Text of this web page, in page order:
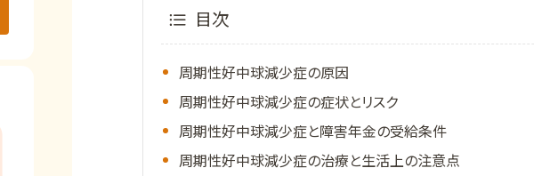
目次
周期性好中球減少症の原因
周期性好中球減少症の症状とリスク
周期性好中球減少症と障害年金の受給条件
周期性好中球減少症の治療と生活上の注意点